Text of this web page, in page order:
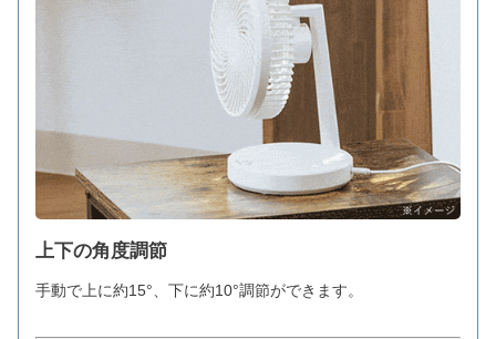
上下の角度調節
手動で上に約15°、下に約10°調節ができます。